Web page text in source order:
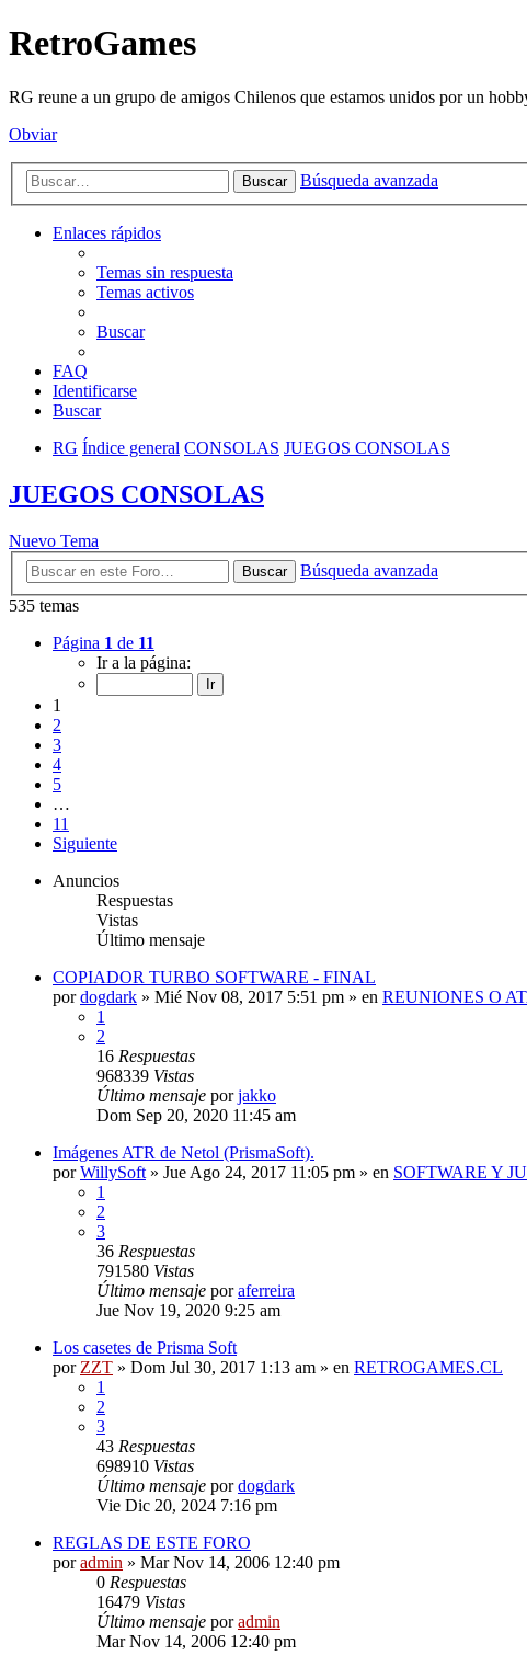
RetroGames
RG reune a un grupo de amigos Chilenos que estamos unidos por un
Obviar
Buscar Búsqueda avanzada
Enlaces rápidos
Temas sin respuesta
Temas activos
Buscar
FAQ
Identificarse
Buscar
RG Índice general CONSOLAS JUEGOS CONSOLAS
JUEGOS CONSOLAS
Nuevo Tema
Buscar
Búsqueda avanzada
535 temas
Página 1 de 11
Ir a la página:
1
2
3
4
5
…
11
Siguiente
Anuncios
Respuestas
Vistas
Último mensaje
COPIADOR TURBO SOFTWARE - FINAL
pordogdark » Mié Nov 08, 2017 5:51 pm » en REUNIONES O
1
2
16 Respuestas
968339 Vistas
Último mensaje porjakko
Dom Sep 20, 2020 11:45 am
Imágenes ATR de Netol (PrismaSoft).
porWillySoft » Jue Ago 24, 2017 11:05 pm » en SOFTWARE Y
1
2
3
36 Respuestas
791580 Vistas
Último mensaje poraferreira
Jue Nov 19, 2020 9:25 am
Los casetes de Prisma Soft
por ZZT » Dom Jul 30, 2017 1:13 am » en RETROGAMES.CL
1
2
3
43 Respuestas
698910 Vistas
Último mensaje pordogdark
Vie Dic 20, 2024 7:16 pm
REGLAS DE ESTE FORO
poradmin » Mar Nov 14, 2006 12:40 pm
0 Respuestas
16479 Vistas
Último mensaje poradmin
Mar Nov 14, 2006 12:40 pm